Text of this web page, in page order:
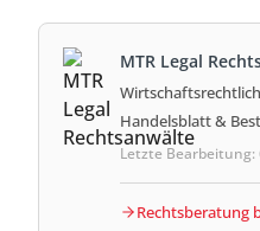
MTR Legal
Handelsblatt &
Letzte Bearbeitung:
Rechtsberatung